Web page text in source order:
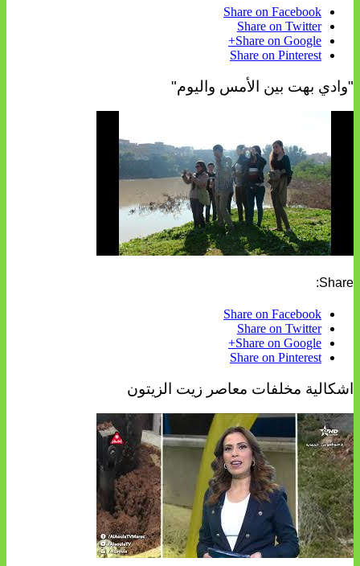
Share on Facebook
Share on Twitter
Share on Google+
Share on Pinterest
"وادي بهت بين الأمس واليوم"
Share:
Share on Facebook
Share on Twitter
Share on Google+
Share on Pinterest
اشكالية مخلفات معاصر زيت الزيتون